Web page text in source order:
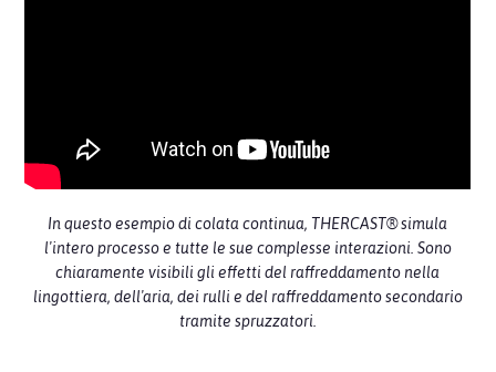
In questo esempio di colata continua, THERCAST® simula
l'intero processo e tutte le sue complesse interazioni. Sono
chiaramente visibili gli effetti del raffreddamento nella
lingottiera, dell'aria, dei rulli e del raffreddamento secondario
tramite spruzzatori.